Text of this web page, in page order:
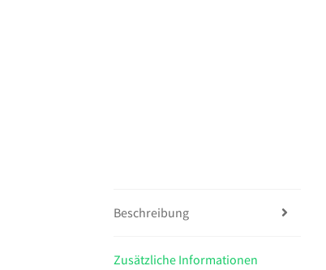
Beschreibung
Zusätzliche Informationen